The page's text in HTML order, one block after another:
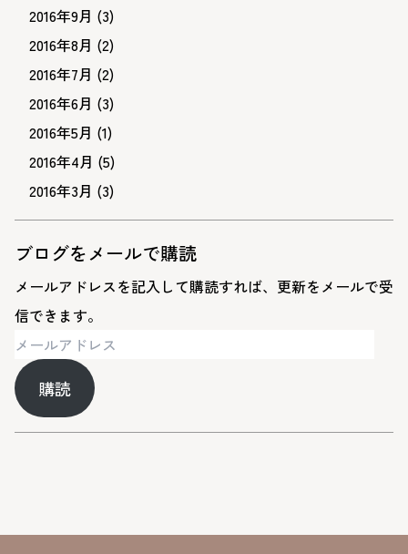
2016年9月 (3)
2016年8月 (2)
2016年7月 (2)
2016年6月 (3)
2016年5月 (1)
2016年4月 (5)
2016年3月 (3)
ブログをメールで購読
メールアドレスを記入して購読すれば、更新をメールで受
信できます。
メ
ー
ル
ア
購読